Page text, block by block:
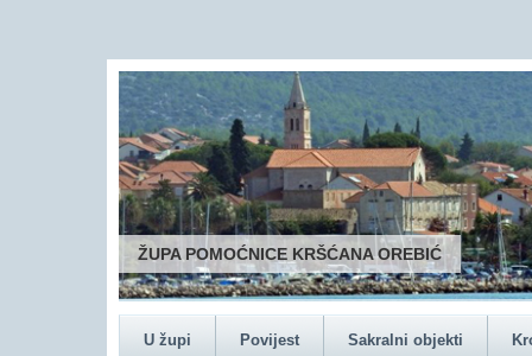
ŽUPA POMOĆNICE KRŠĆANA OREBIĆ
U župi Povijest Sakralni objekti